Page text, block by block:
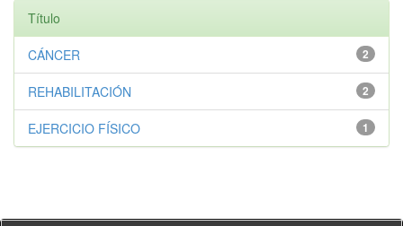
Título
2
CÁNCER
2
REHABILITACIÓN
1
EJERCICIO FÍSICO